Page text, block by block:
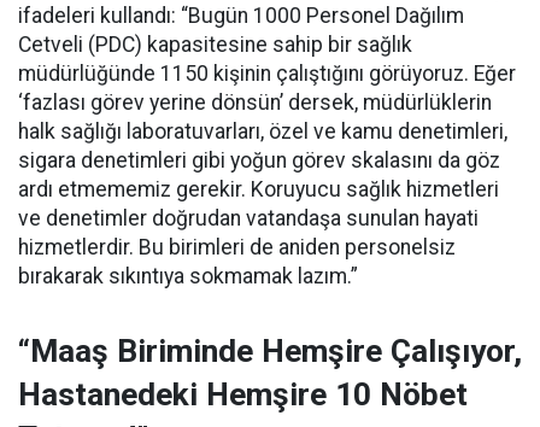
ifadeleri kullandı: “Bugün 1000 Personel Dağılım
Cetveli (PDC) kapasitesine sahip bir sağlık
müdürlüğünde 1150 kişinin çalıştığını görüyoruz. Eğer
‘fazlası görev yerine dönsün’ dersek, müdürlüklerin
halk sağlığı laboratuvarları, özel ve kamu denetimleri,
sigara denetimleri gibi yoğun görev skalasını da göz
ardı etmememiz gerekir. Koruyucu sağlık hizmetleri
ve denetimler doğrudan vatandaşa sunulan hayati
hizmetlerdir. Bu birimleri de aniden personelsiz
bırakarak sıkıntıya sokmamak lazım.”
“Maaş Biriminde Hemşire Çalışıyor,
Hastanedeki Hemşire 10 Nöbet